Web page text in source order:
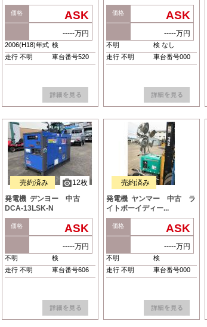
価格 ASK
-----万円
2006(H18)年式 検
走行 不明
車台番号520
価格 ASK
-----万円
不明
検 なし
走行 不明
車台番号000
12枚
売約済み
発電機 デンヨー 中古
DCA-13LSK-N
価格 ASK
-----万円
不明
検
走行 不明
車台番号606
売約済み
発電機 ヤンマー 中古 ラ
イトボーイディー...
価格 ASK
-----万円
不明
検
走行 不明
車台番号000